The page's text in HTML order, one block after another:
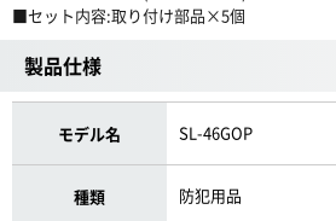
■セット内容:取り付け部品×5個
製品仕様
モデル名 SL-46GOP
種類 防犯用品